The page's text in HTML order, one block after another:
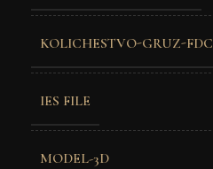
KOLICHESTVO-GRUZ-FDC
IES FILE
MODEL-3D